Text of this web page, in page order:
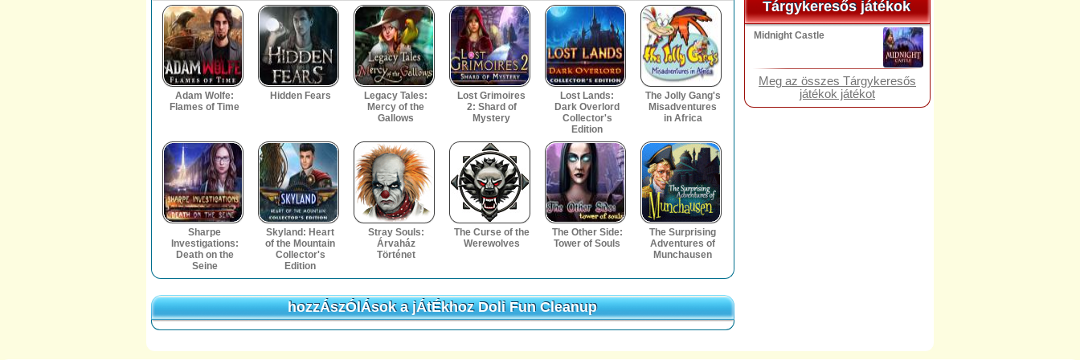
Adam Wolfe:
Flames of Time
Hidden Fears
Legacy Tales:
Mercy of the
Gallows
Lost Grimoires
2: Shard of
Mystery
Lost Lands:
Dark Overlord
Collector's
Edition
The Jolly Gang's
Misadventures
in Africa
Sharpe
Investigations:
Death on the
Seine
Skyland: Heart
of the Mountain
Collector's
Edition
Stray Souls:
Árvaház
Történet
The Curse of the
Werewolves
The Other Side:
Tower of Souls
The Surprising
Adventures of
Munchausen
Tárgykeresős játékok
Tárgykeresős játékok
Midnight Castle
Meg az összes Tárgykeresős
játékok játékot
hozzÁszÓlÁsok a jÁtÉkhoz Doli Fun Cleanup
hozzÁszÓlÁsok a jÁtÉkhoz Doli Fun Cleanup